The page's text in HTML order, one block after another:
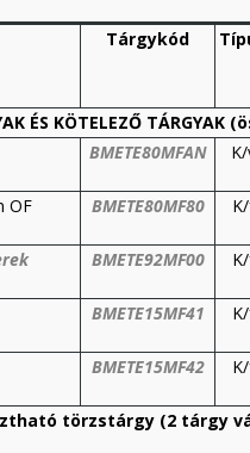
Tárgykód
ÉS KÖTELEZŐ
BMETE80MFAN
OF BMETE80MF80
BMETE92MF00
BMETE15MF41
BMETE15MF42
törzstárgy (2 tárgy